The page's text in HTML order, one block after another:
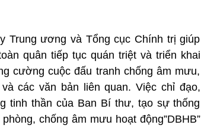
Trung ương và Tổng cục Chính trị giúp
quân tiếp tục quán triệt và triển khai
cường cuộc đấu tranh chống âm mưu,
các văn bản liên quan. Việc chỉ đạo,
tinh thần của Ban Bí thư, tạo sự thống
chống âm mưu hoạt động”DBHB”